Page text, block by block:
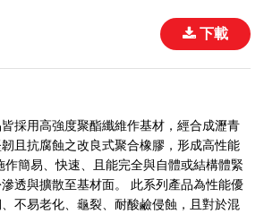
下載
採用高強度聚酯纖維作基材，經合成瀝青
且抗腐蝕之改良式聚合橡膠，形成高性能
作簡易、快速、且能完全與自體或結構體緊
透與擴散至基材面。 此系列產品為性能優
不易老化、龜裂、耐酸鹼侵蝕，且對於混